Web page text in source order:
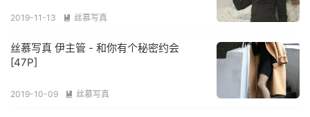
2019-11-13  丝慕写真
丝慕写真 伊主管 - 和你有个秘密约会
[47P]
2019-10-09  丝慕写真